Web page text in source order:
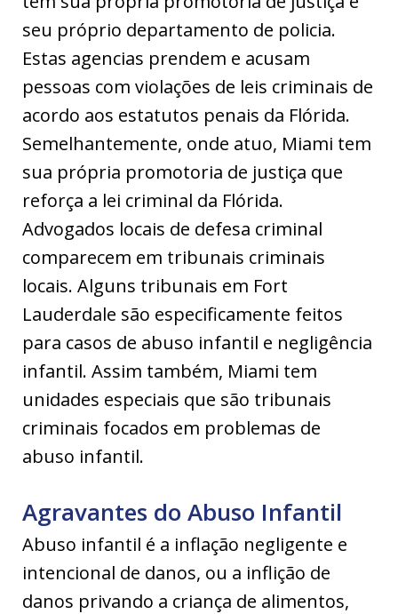
seu próprio departamento de policia.
Estas agencias prendem e acusam
pessoas com violações de leis criminais de
acordo aos estatutos penais da Flórida.
Semelhantemente, onde atuo, Miami tem
sua própria promotoria de justiça que
reforça a lei criminal da Flórida.
Advogados locais de defesa criminal
comparecem em tribunais criminais
locais. Alguns tribunais em Fort
Lauderdale são especificamente feitos
para casos de abuso infantil e negligência
infantil. Assim também, Miami tem
unidades especiais que são tribunais
criminais focados em problemas de
abuso infantil.
Agravantes do Abuso Infantil
Abuso infantil é a inflação negligente e
intencional de danos, ou a inflição de
danos privando a criança de alimentos,